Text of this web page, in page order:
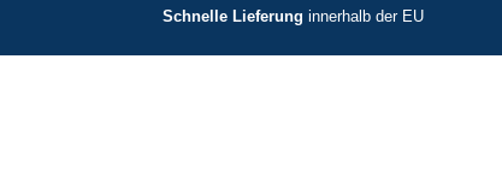
Schnelle Lieferung innerhalb der EU